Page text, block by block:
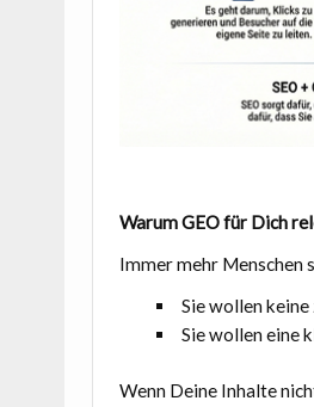
Warum GEO für Dich
Immer mehr Menschen
Sie wollen
Sie wollen eine
Wenn Deine Inhalte